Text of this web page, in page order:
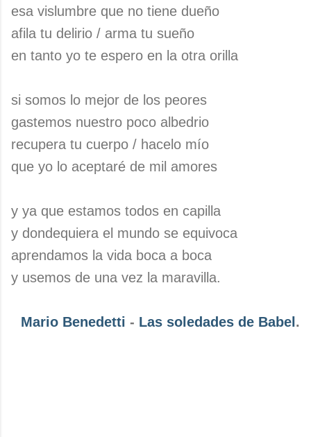
esa vislumbre que no tiene dueño
afila tu delirio / arma tu sueño
en tanto yo te espero en la otra orilla
si somos lo mejor de los peores
gastemos nuestro poco albedrio
recupera tu cuerpo / hacelo mío
que yo lo aceptaré de mil amores
y ya que estamos todos en capilla
y dondequiera el mundo se equivoca
aprendamos la vida boca a boca
y usemos de una vez la maravilla.
Mario Benedetti - Las soledades de Babel .